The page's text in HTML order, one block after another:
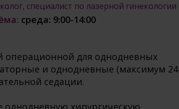
специалист по лазерной гинекологии
среда: 9:00-14:00
операционной для однодневных
и однодневные (максимум 24
седации.
хирургическую